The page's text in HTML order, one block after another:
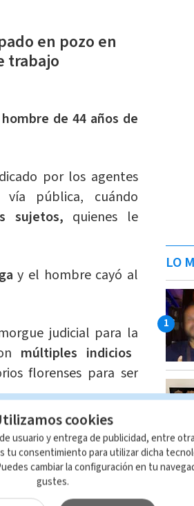
en pozo en
trabajo
hombre de 44 años de
por los agentes
pública, cuándo
sujetos, quienes le
y el hombre cayó al
judicial para la
múltiples indicios
florenses para ser
tras desaparición:
solo
LO
cookies
usuario y entrega de publicidad, entre
tu consentimiento para utilizar dicha
cambiar la configuración en tu
gustes.